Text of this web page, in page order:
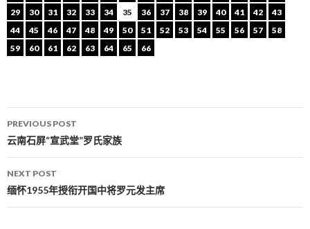
29
30 31 32 33 34 35 36 37 38 39 40 41 42
43
44
45 46 47 48 49 50 51 52 53 54 55 56 57
58
59
60 61 62 63 64 65 66
Post navigation
PREVIOUS POST
云南石屏“宣武堂”罗氏家族
NEXT POST
缅怀1955年授衔开国中将罗元发主席